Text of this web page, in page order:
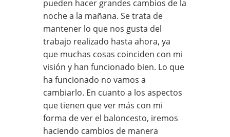
pueden hacer grandes cambios de la
noche a la mañana. Se trata de
mantener lo que nos gusta del
trabajo realizado hasta ahora, ya
que muchas cosas coinciden con mi
visión y han funcionado bien. Lo que
ha funcionado no vamos a
cambiarlo. En cuanto a los aspectos
que tienen que ver más con mi
forma de ver el baloncesto, iremos
haciendo cambios de manera